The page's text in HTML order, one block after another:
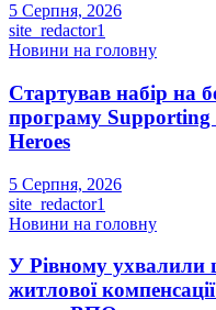
5 Серпня, 2026
site_redactor1
Новини на головну
Стартував набір на
програму
Heroes
5 Серпня, 2026
site_redactor1
Новини на головну
У Рівному ухвалили
житлової